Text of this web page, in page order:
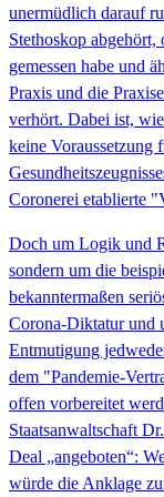
unermüdlich darauf
Stethoskop
gemessen habe und
Praxis und die
verhört. Dabei ist,
keine Voraussetzung
Coronerei etablierte
Doch um Logik und
sondern um die
bekanntermaßen
Corona-Diktatur und
Entmutigung
dem "Pandemie-
offen vorbereitet
Staatsanwaltschaft
Deal „angeboten“:
würde die Anklage